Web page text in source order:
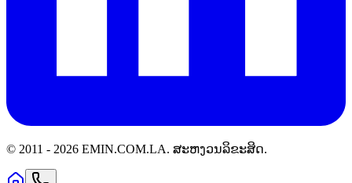
© 2011 - 2026 EMIN.COM.LA. ສະຫງວນລິຂະສິດ.